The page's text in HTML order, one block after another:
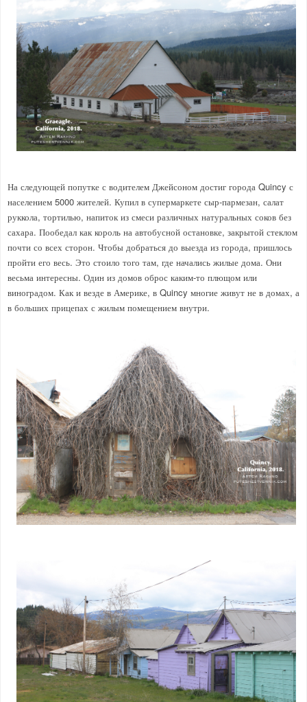
На следующей попутке с водителем Джейсоном достиг города Quincy с
населением 5000 жителей. Купил в супермаркете сыр-пармезан, салат
руккола, тортилью, напиток из смеси различных натуральных соков без
сахара. Пообедал как король на автобусной остановке, закрытой стеклом
почти со всех сторон. Чтобы добраться до выезда из города, пришлось
пройти его весь. Это стоило того там, где начались жилые дома. Они
весьма интересны. Один из домов оброс каким-то плющом или
виноградом. Как и везде в Америке, в Quincy многие живут не в домах, а
в больших прицепах с жилым помещением внутри.